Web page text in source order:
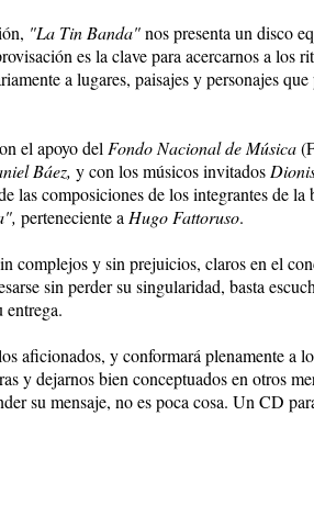
"La Tin Banda"nos presenta un disco
es la clave para acercarnos a los
a lugares, paisajes y personajes
el apoyo delFondo Nacional de Música
Báez, y con los músicos invitados
las composiciones de los integrantes de
perteneciente aHugo Fattoruso.
complejos y sin prejuicios, claros en el
sin perder su singularidad, basta
entrega.
aficionados, y conformará plenamente a
y dejarnos bien conceptuados en otros
su mensaje, no es poca cosa. Un CD